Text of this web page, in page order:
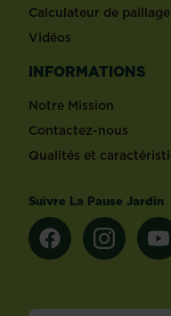
Calculateur de paillage
Vidéos
INFORMATIONS
Notre Mission
Contactez-nous
Qualités et
Suivre La Pause Jardin